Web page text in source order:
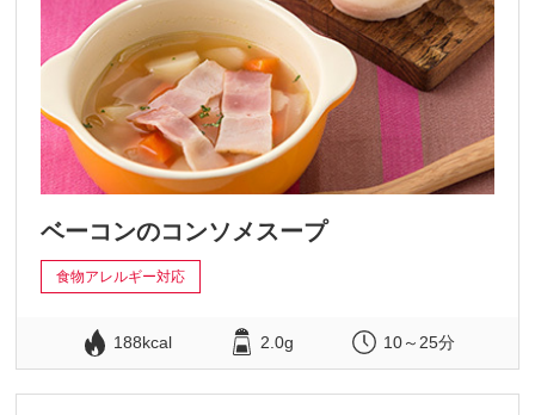
ベーコンのコンソメスープ
食物アレルギー対応
188kcal 2.0g 10～25分